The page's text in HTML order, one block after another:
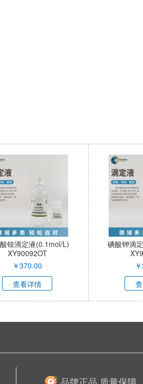
铵滴定液(0.1mol/L)
XY90092OT
￥370.00
查看详情
碘酸钾滴
￥